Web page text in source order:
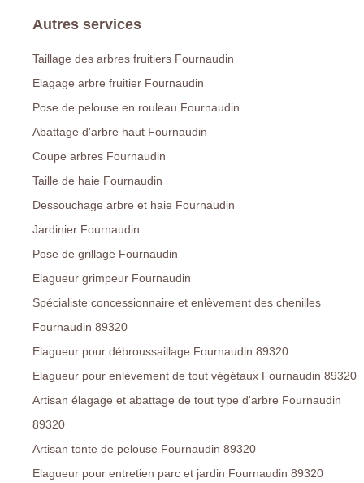
Autres services
Taillage des arbres fruitiers Fournaudin
Elagage arbre fruitier Fournaudin
Pose de pelouse en rouleau Fournaudin
Abattage d'arbre haut Fournaudin
Coupe arbres Fournaudin
Taille de haie Fournaudin
Dessouchage arbre et haie Fournaudin
Jardinier Fournaudin
Pose de grillage Fournaudin
Elagueur grimpeur Fournaudin
Spécialiste concessionnaire et enlèvement des chenilles
Fournaudin 89320
Elagueur pour débroussaillage Fournaudin 89320
Elagueur pour enlèvement de tout végétaux Fournaudin 89320
Artisan élagage et abattage de tout type d'arbre Fournaudin
89320
Artisan tonte de pelouse Fournaudin 89320
Elagueur pour entretien parc et jardin Fournaudin 89320